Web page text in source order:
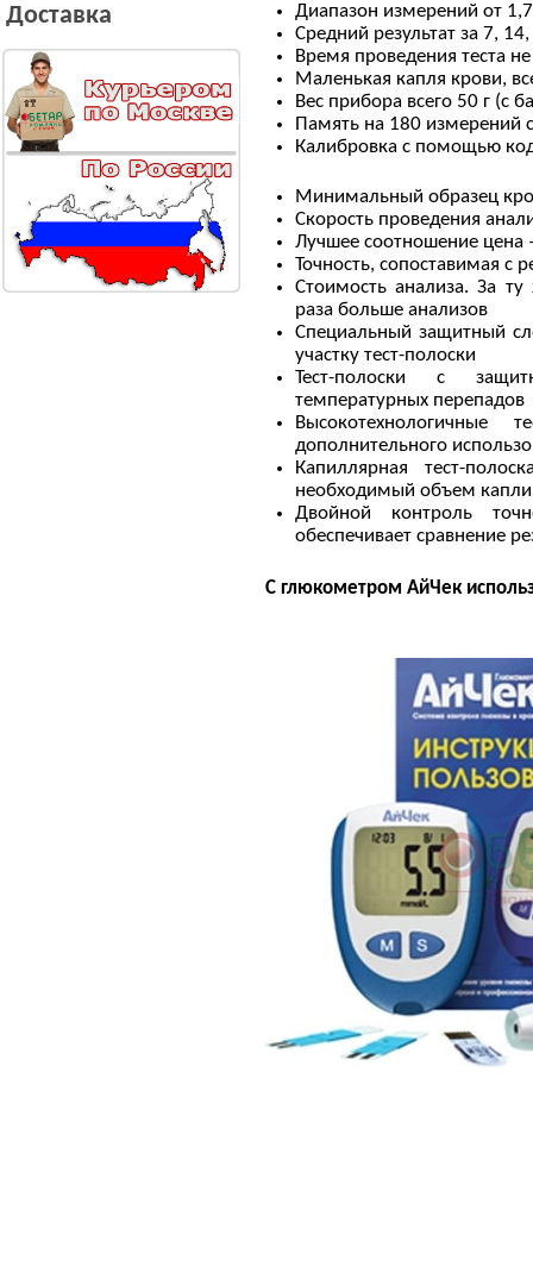
Доставка
Диапазон измерений от
Средний результат за 7,
Время проведения теста
Маленькая капля крови,
Вес прибора всего 50 г (с
Память на 180 измерений
Калибровка с помощью
Минимальный образец
Скорость проведения
Лучшее соотношение цена
Точность, сопоставимая
Стоимость анализа. За
раза больше анализов
Специальный защитный
участку тест-полоски
Тест-полоски с
температурных перепадов
Высокотехнологичные
дополнительного
Капиллярная тест-
необходимый объем
Двойной контроль
обеспечивает сравнение
С глюкометром АйЧек